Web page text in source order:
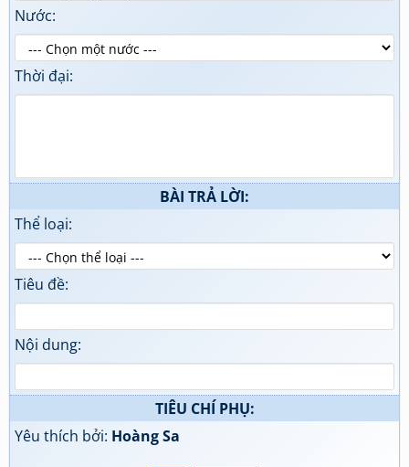
Nước:
Thời đại:
BÀI TRẢ LỜI:
Thể loại:
Tiêu đề:
Nội dung:
TIÊU CHÍ PHỤ:
Yêu thích bởi: Hoàng Sa